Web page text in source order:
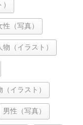
性（写真）
物（イラスト）
（イラスト）
男性（写真）